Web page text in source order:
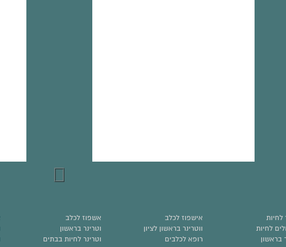
לחיות אישפוז לכלב אשפוז לכלב
לחיות
ווטרינר בראשון לציון וטרינר בראשון
בראשון
רופא לכלבים וטרינר לחיות בבתים